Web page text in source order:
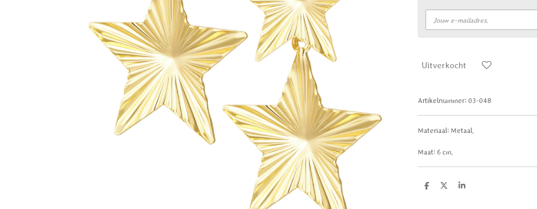
Uitverkocht
Artikelnummer: 03-048
Materiaal: Metaal.
Maat: 6 cm.
D
D
S